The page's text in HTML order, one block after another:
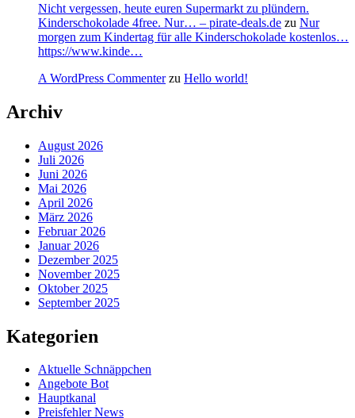
Nicht vergessen, heute euren Supermarkt zu plündern.
Kinderschokolade 4free. Nur… – pirate-deals.de zu Nur
morgen zum Kindertag für alle Kinderschokolade kostenlos…
https://www.kinde…
A WordPress Commenterzu Hello world!
Archiv
August 2026
Juli 2026
Juni 2026
Mai 2026
April 2026
März 2026
Februar 2026
Januar 2026
Dezember 2025
November 2025
Oktober 2025
September 2025
Kategorien
Aktuelle Schnäppchen
Angebote Bot
Hauptkanal
Preisfehler News